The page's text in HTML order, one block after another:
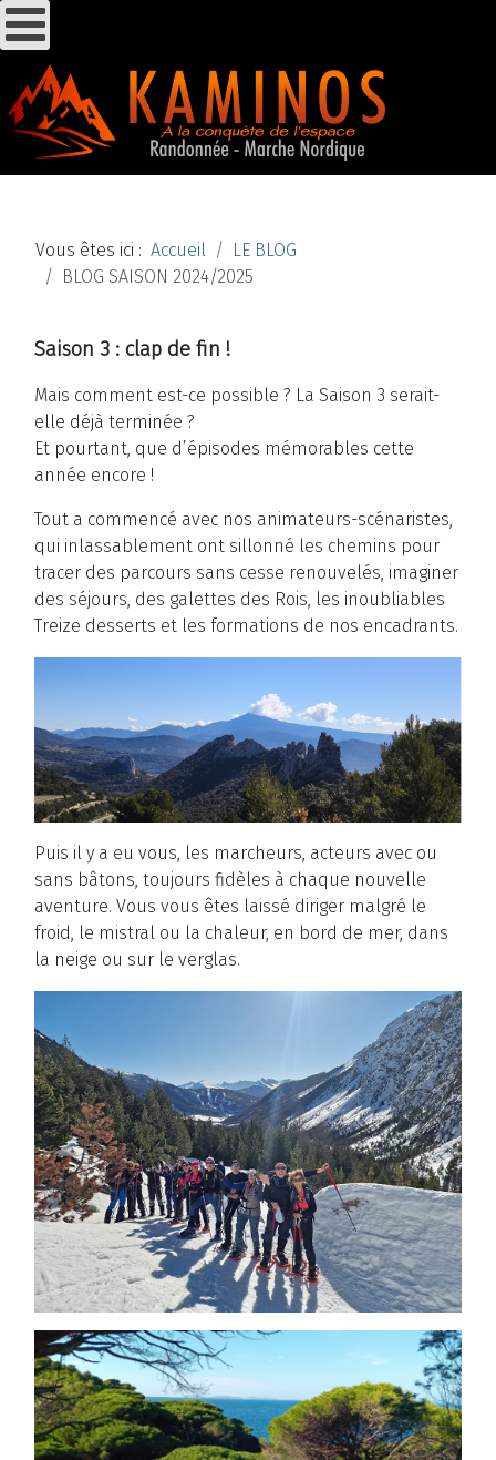
Vous êtes ici : Accueil
LE BLOG
BLOG SAISON 2024/2025
Saison 3 : clap de fin !
Mais comment est-ce possible ? La Saison 3 serait-
elle déjà terminée ?
Et pourtant, que d’épisodes mémorables cette
année encore !
Tout a commencé avec nos animateurs-scénaristes,
qui inlassablement ont sillonné les chemins pour
tracer des parcours sans cesse renouvelés, imaginer
des séjours, des galettes des Rois, les inoubliables
Treize desserts et les formations de nos encadrants.
Puis il y a eu vous, les marcheurs, acteurs avec ou
sans bâtons, toujours fidèles à chaque nouvelle
aventure. Vous vous êtes laissé diriger malgré le
froid, le mistral ou la chaleur, en bord de mer, dans
la neige ou sur le verglas.